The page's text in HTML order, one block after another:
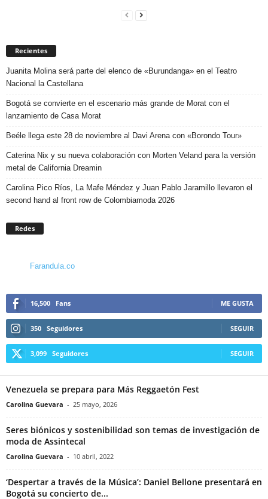
Recientes
Juanita Molina será parte del elenco de «Burundanga» en el Teatro
Nacional la Castellana
Bogotá se convierte en el escenario más grande de Morat con el
lanzamiento de Casa Morat
Beéle llega este 28 de noviembre al Davi Arena con «Borondo Tour»
Caterina Nix y su nueva colaboración con Morten Veland para la versión
metal de California Dreamin
Carolina Pico Ríos, La Mafe Méndez y Juan Pablo Jaramillo llevaron el
second hand al front row de Colombiamoda 2026
Redes
Farandula.co
16,500 Fans ME GUSTA
350 Seguidores SEGUIR
3,099 Seguidores SEGUIR
Venezuela se prepara para Más Reggaetón Fest
Carolina Guevara - 25 mayo, 2026
Seres biónicos y sostenibilidad son temas de investigación de
moda de Assintecal
Carolina Guevara - 10 abril, 2022
‘Despertar a través de la Música’: Daniel Bellone presentará en
Bogotá su concierto de...